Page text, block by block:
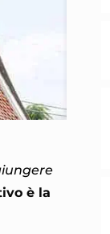
è la